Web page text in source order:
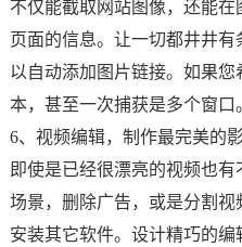
不仅能截取网站图像，还能
页面的信息。让一切都井井
以自动添加图片链接。如果
本，甚至一次捕获是多个窗口
6、视频编辑，制作最完美的
即使是已经很漂亮的视频也
场景，删除广告，或是分割
安装其它软件。设计精巧的